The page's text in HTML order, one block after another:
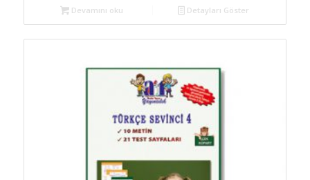
Devamını oku Detayları Göster